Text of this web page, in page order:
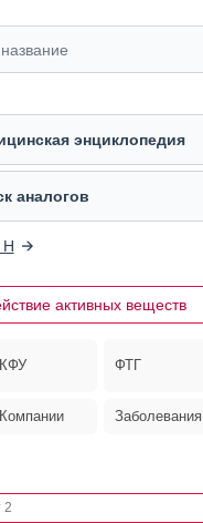
энциклопедия
аналогов
Н
активных веществ
КФУ ФТГ
Компании Заболевания